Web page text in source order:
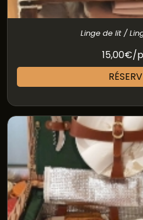
Linge de lit /
15,00€/